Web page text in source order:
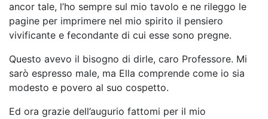
ancor tale, l’ho sempre sul mio tavolo e ne rileggo le
pagine per imprimere nel mio spirito il pensiero
vivificante e fecondante di cui esse sono pregne.
Questo avevo il bisogno di dirle, caro Professore. Mi
sarò espresso male, ma Ella comprende come io sia
modesto e povero al suo cospetto.
Ed ora grazie dell’augurio fattomi per il mio